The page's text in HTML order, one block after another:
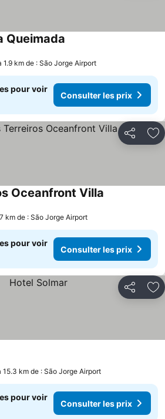
Queimada
1.9 km de : São Jorge Airport
pour voir
Consulter les prix
Partager
Oceanfront Villa
km de : São Jorge Airport
pour voir
Consulter les prix
Partager
15.3 km de : São Jorge Airport
pour voir
Consulter les prix